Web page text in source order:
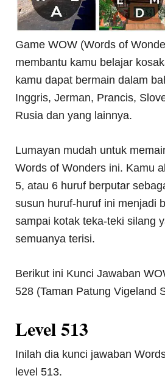
Game WOW (Words of
membantu kamu belajar
kamu dapat bermain dalam
Inggris, Jerman, Prancis,
Rusia dan yang lainnya.
Lumayan mudah untuk
Words of Wonders ini. Kamu
5, atau 6 huruf berputar
susun huruf-huruf ini menjadi
sampai kotak teka-teki silang
semuanya terisi.
Berikut ini Kunci Jawaban
528 (Taman Patung Vigeland
Level 513
Inilah dia kunci jawaban
level 513.